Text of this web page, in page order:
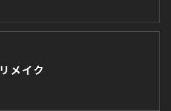
リメイク